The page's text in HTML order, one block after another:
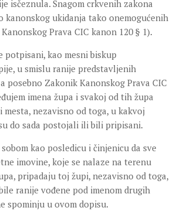
isčeznula. Snagom crkvenih zakona
kanonskog ukidanja tako onemogućenih
Prava CIC kanon 120 § 1).
potpisani, kao mesni biskup
u smislu ranije predstavljenih
posebno Zakonik Kanonskog Prava CIC
imena župa i svakoj od tih župa
nezavisno od toga, u kakvoj
do sada postojali ili bili pripisani.
kao posledicu i činjenicu da sve
imovine, koje se nalaze na terenu
pripadaju toj župi, nezavisno od toga,
ranije vođene pod imenom drugih
spominju u ovom dopisu.